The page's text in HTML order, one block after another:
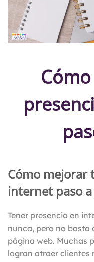
Cómo mejorar
internet paso
Tener presencia en
nunca, pero no basta
página web. Muchas
logran atraer clientes